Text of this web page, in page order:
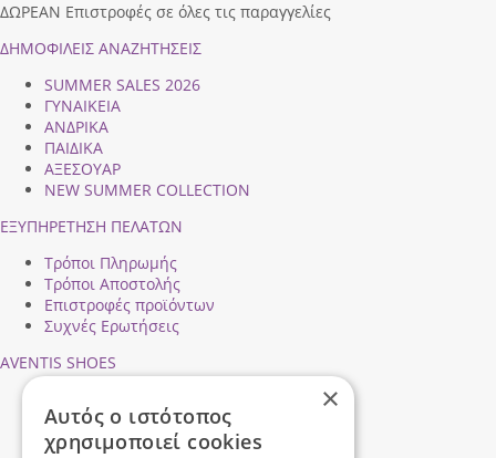
ΔΩΡΕΑΝ Επιστροφές σε όλες τις παραγγελίες
ΔΗΜΟΦΙΛEIΣ ΑΝΑΖΗΤΗΣΕΙΣ
SUMMER SALES 2026
ΓΥΝΑΙΚΕΙΑ
ΑΝΔΡΙΚΑ
ΠΑΙΔΙΚΑ
ΑΞΕΣΟΥΑΡ
NEW SUMMER COLLECTION
ΕΞΥΠΗΡΕΤΗΣΗ ΠΕΛΑΤΩΝ
Τρόποι Πληρωμής
Τρόποι Αποστολής
Επιστροφές προϊόντων
Συχνές Ερωτήσεις
AVENTIS SHOES
Ασφάλεια Συναλλαγών
Προσωπικά Δεδομένα
×
Αυτός ο ιστότοπος
χρησιμοποιεί cookies